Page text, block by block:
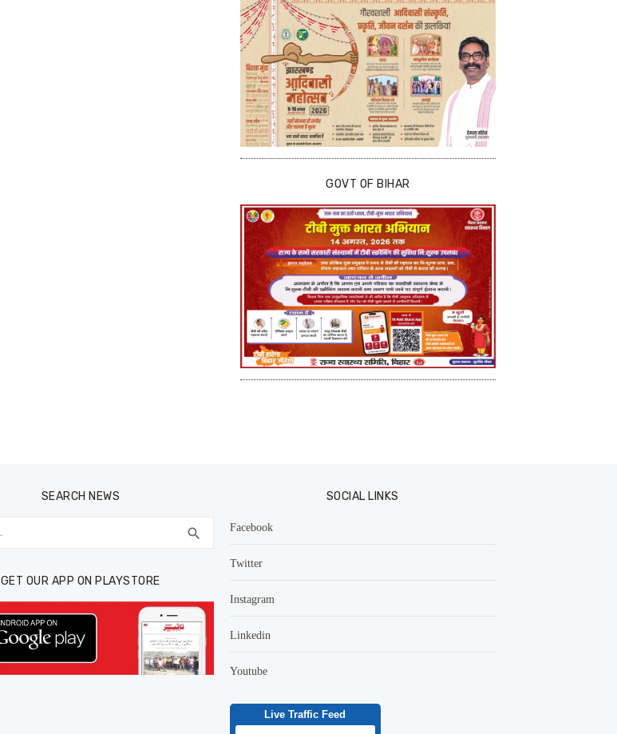
GOVT OF BIHAR
SEARCH NEWS
search SEARCH
GET OUR APP ON PLAYSTORE
SOCIAL LINKS
Facebook
Twitter
Instagram
Linkedin
Youtube
Live Traffic Feed